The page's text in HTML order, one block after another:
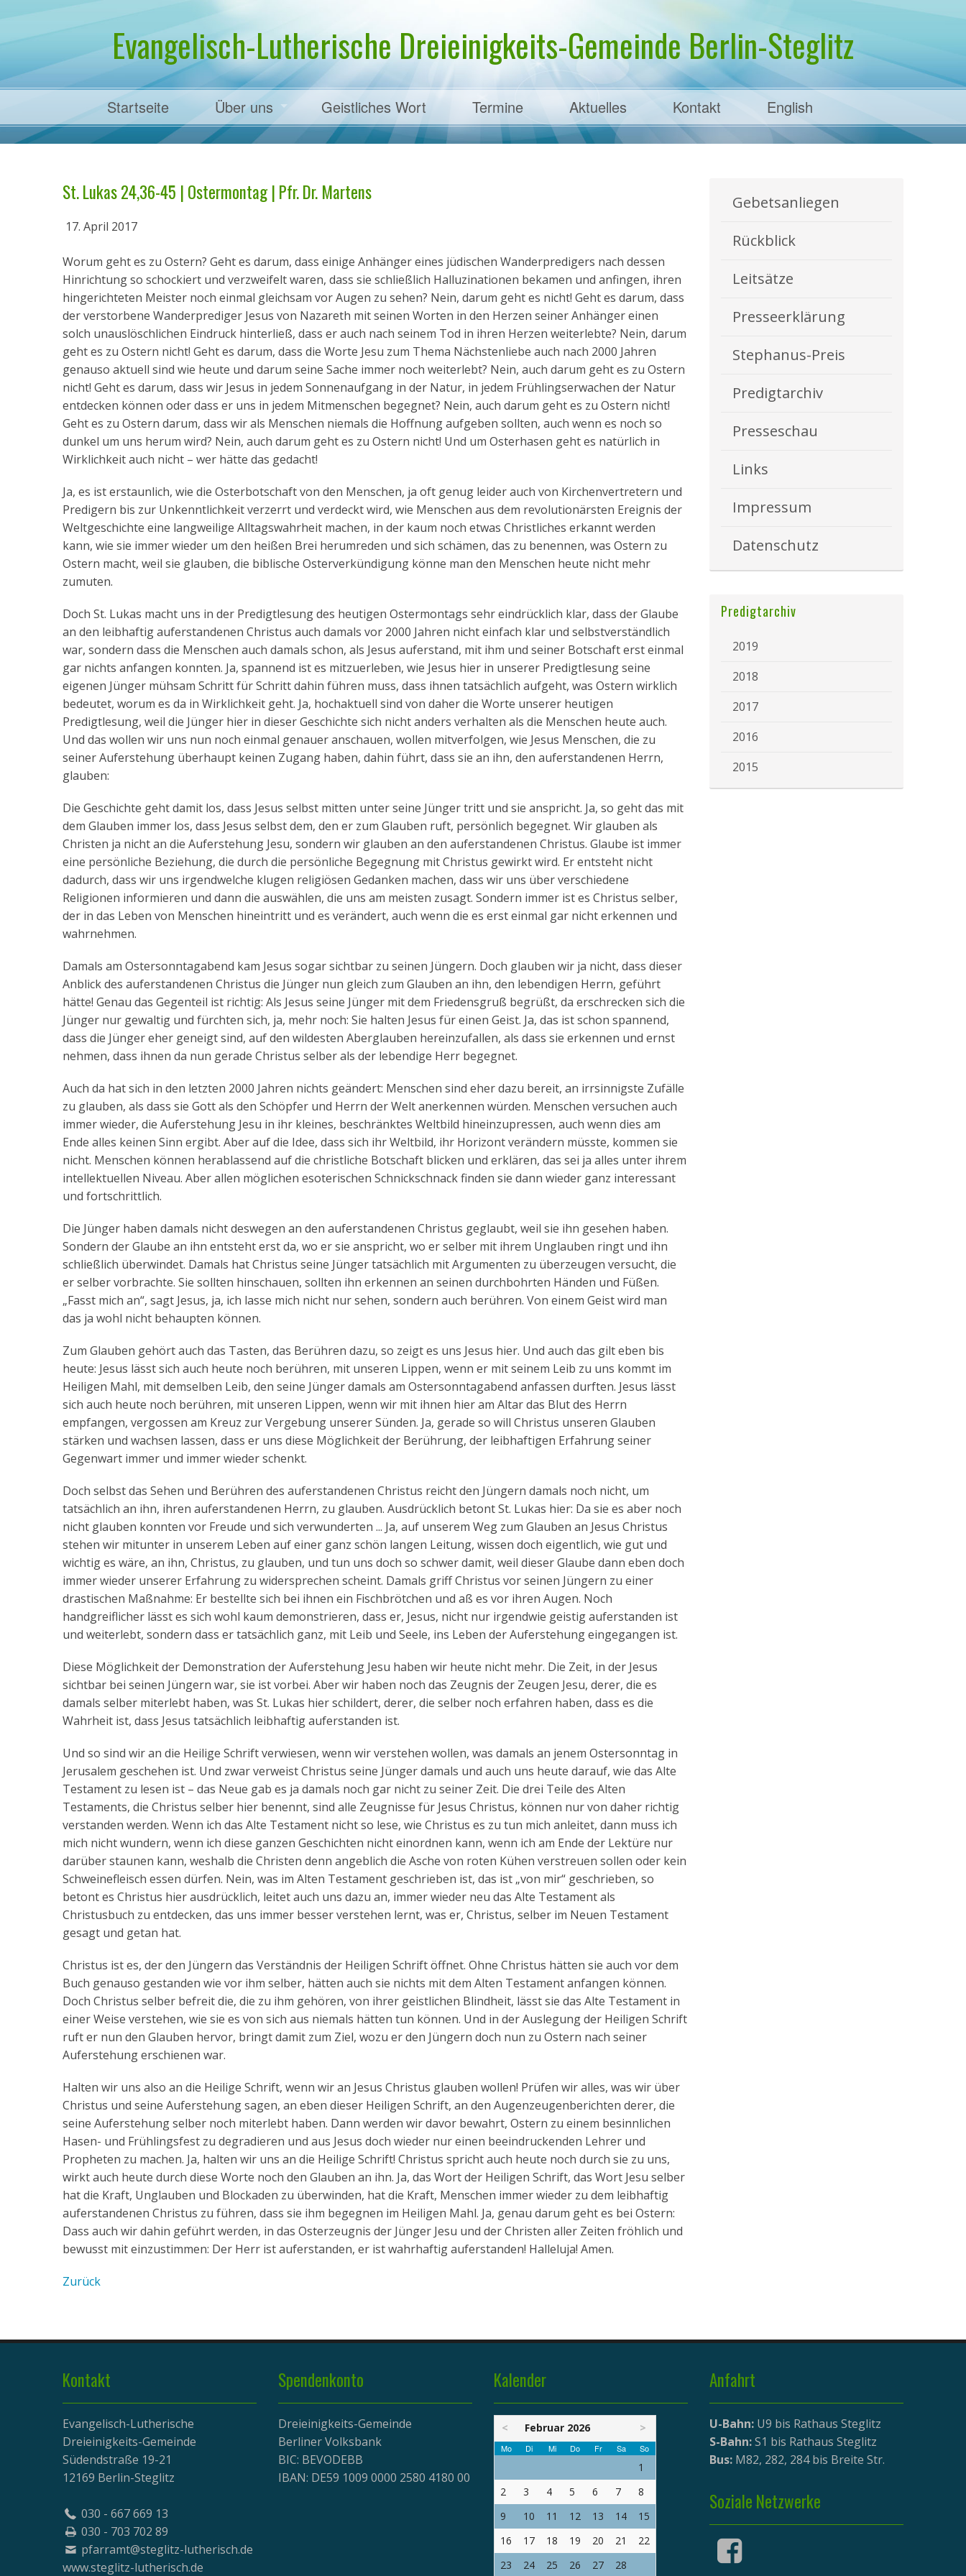
Evangelisch-Lutherische Dreieinigkeits-Gemeinde Berlin-Steglitz
Startseite
Über uns
Pfarrer Dr. Martens
Geistliches Wort Termine Aktuelles Kontakt English
St. Lukas 24,36-45 | Ostermontag | Pfr. Dr. Martens
17. April 2017
Worum geht es zu Ostern? Geht es darum, dass einige Anhänger eines jüdischen Wanderpredigers nach dessen
Hinrichtung so schockiert und verzweifelt waren, dass sie schließlich Halluzinationen bekamen und anfingen, ihren
hingerichteten Meister noch einmal gleichsam vor Augen zu sehen? Nein, darum geht es nicht! Geht es darum, dass
der verstorbene Wanderprediger Jesus von Nazareth mit seinen Worten in den Herzen seiner Anhänger einen
solch unauslöschlichen Eindruck hinterließ, dass er auch nach seinem Tod in ihren Herzen weiterlebte? Nein, darum
geht es zu Ostern nicht! Geht es darum, dass die Worte Jesu zum Thema Nächstenliebe auch nach 2000 Jahren
genauso aktuell sind wie heute und darum seine Sache immer noch weiterlebt? Nein, auch darum geht es zu Ostern
nicht! Geht es darum, dass wir Jesus in jedem Sonnenaufgang in der Natur, in jedem Frühlingserwachen der Natur
entdecken können oder dass er uns in jedem Mitmenschen begegnet? Nein, auch darum geht es zu Ostern nicht!
Geht es zu Ostern darum, dass wir als Menschen niemals die Hoffnung aufgeben sollten, auch wenn es noch so
dunkel um uns herum wird? Nein, auch darum geht es zu Ostern nicht! Und um Osterhasen geht es natürlich in
Wirklichkeit auch nicht – wer hätte das gedacht!
Ja, es ist erstaunlich, wie die Osterbotschaft von den Menschen, ja oft genug leider auch von Kirchenvertretern und
Predigern bis zur Unkenntlichkeit verzerrt und verdeckt wird, wie Menschen aus dem revolutionärsten Ereignis der
Weltgeschichte eine langweilige Alltagswahrheit machen, in der kaum noch etwas Christliches erkannt werden
kann, wie sie immer wieder um den heißen Brei herumreden und sich schämen, das zu benennen, was Ostern zu
Ostern macht, weil sie glauben, die biblische Osterverkündigung könne man den Menschen heute nicht mehr
zumuten.
Doch St. Lukas macht uns in der Predigtlesung des heutigen Ostermontags sehr eindrücklich klar, dass der Glaube
an den leibhaftig auferstandenen Christus auch damals vor 2000 Jahren nicht einfach klar und selbstverständlich
war, sondern dass die Menschen auch damals schon, als Jesus auferstand, mit ihm und seiner Botschaft erst einmal
gar nichts anfangen konnten. Ja, spannend ist es mitzuerleben, wie Jesus hier in unserer Predigtlesung seine
eigenen Jünger mühsam Schritt für Schritt dahin führen muss, dass ihnen tatsächlich aufgeht, was Ostern wirklich
bedeutet, worum es da in Wirklichkeit geht. Ja, hochaktuell sind von daher die Worte unserer heutigen
Predigtlesung, weil die Jünger hier in dieser Geschichte sich nicht anders verhalten als die Menschen heute auch.
Und das wollen wir uns nun noch einmal genauer anschauen, wollen mitverfolgen, wie Jesus Menschen, die zu
seiner Auferstehung überhaupt keinen Zugang haben, dahin führt, dass sie an ihn, den auferstandenen Herrn,
glauben:
Die Geschichte geht damit los, dass Jesus selbst mitten unter seine Jünger tritt und sie anspricht. Ja, so geht das mit
dem Glauben immer los, dass Jesus selbst dem, den er zum Glauben ruft, persönlich begegnet. Wir glauben als
Christen ja nicht an die Auferstehung Jesu, sondern wir glauben an den auferstandenen Christus. Glaube ist immer
eine persönliche Beziehung, die durch die persönliche Begegnung mit Christus gewirkt wird. Er entsteht nicht
dadurch, dass wir uns irgendwelche klugen religiösen Gedanken machen, dass wir uns über verschiedene
Religionen informieren und dann die auswählen, die uns am meisten zusagt. Sondern immer ist es Christus selber,
der in das Leben von Menschen hineintritt und es verändert, auch wenn die es erst einmal gar nicht erkennen und
wahrnehmen.
Damals am Ostersonntagabend kam Jesus sogar sichtbar zu seinen Jüngern. Doch glauben wir ja nicht, dass dieser
Anblick des auferstandenen Christus die Jünger nun gleich zum Glauben an ihn, den lebendigen Herrn, geführt
hätte! Genau das Gegenteil ist richtig: Als Jesus seine Jünger mit dem Friedensgruß begrüßt, da erschrecken sich die
Jünger nur gewaltig und fürchten sich, ja, mehr noch: Sie halten Jesus für einen Geist. Ja, das ist schon spannend,
dass die Jünger eher geneigt sind, auf den wildesten Aberglauben hereinzufallen, als dass sie erkennen und ernst
nehmen, dass ihnen da nun gerade Christus selber als der lebendige Herr begegnet.
Auch da hat sich in den letzten 2000 Jahren nichts geändert: Menschen sind eher dazu bereit, an irrsinnigste Zufälle
zu glauben, als dass sie Gott als den Schöpfer und Herrn der Welt anerkennen würden. Menschen versuchen auch
immer wieder, die Auferstehung Jesu in ihr kleines, beschränktes Weltbild hineinzupressen, auch wenn dies am
Ende alles keinen Sinn ergibt. Aber auf die Idee, dass sich ihr Weltbild, ihr Horizont verändern müsste, kommen sie
nicht. Menschen können herablassend auf die christliche Botschaft blicken und erklären, das sei ja alles unter ihrem
intellektuellen Niveau. Aber allen möglichen esoterischen Schnickschnack finden sie dann wieder ganz interessant
und fortschrittlich.
Die Jünger haben damals nicht deswegen an den auferstandenen Christus geglaubt, weil sie ihn gesehen haben.
Sondern der Glaube an ihn entsteht erst da, wo er sie anspricht, wo er selber mit ihrem Unglauben ringt und ihn
schließlich überwindet. Damals hat Christus seine Jünger tatsächlich mit Argumenten zu überzeugen versucht, die
er selber vorbrachte. Sie sollten hinschauen, sollten ihn erkennen an seinen durchbohrten Händen und Füßen.
„Fasst mich an“, sagt Jesus, ja, ich lasse mich nicht nur sehen, sondern auch berühren. Von einem Geist wird man
das ja wohl nicht behaupten können.
Zum Glauben gehört auch das Tasten, das Berühren dazu, so zeigt es uns Jesus hier. Und auch das gilt eben bis
heute: Jesus lässt sich auch heute noch berühren, mit unseren Lippen, wenn er mit seinem Leib zu uns kommt im
Heiligen Mahl, mit demselben Leib, den seine Jünger damals am Ostersonntagabend anfassen durften. Jesus lässt
sich auch heute noch berühren, mit unseren Lippen, wenn wir mit ihnen hier am Altar das Blut des Herrn
empfangen, vergossen am Kreuz zur Vergebung unserer Sünden. Ja, gerade so will Christus unseren Glauben
stärken und wachsen lassen, dass er uns diese Möglichkeit der Berührung, der leibhaftigen Erfahrung seiner
Gegenwart immer und immer wieder schenkt.
Doch selbst das Sehen und Berühren des auferstandenen Christus reicht den Jüngern damals noch nicht, um
tatsächlich an ihn, ihren auferstandenen Herrn, zu glauben. Ausdrücklich betont St. Lukas hier: Da sie es aber noch
nicht glauben konnten vor Freude und sich verwunderten ... Ja, auf unserem Weg zum Glauben an Jesus Christus
stehen wir mitunter in unserem Leben auf einer ganz schön langen Leitung, wissen doch eigentlich, wie gut und
wichtig es wäre, an ihn, Christus, zu glauben, und tun uns doch so schwer damit, weil dieser Glaube dann eben doch
immer wieder unserer Erfahrung zu widersprechen scheint. Damals griff Christus vor seinen Jüngern zu einer
drastischen Maßnahme: Er bestellte sich bei ihnen ein Fischbrötchen und aß es vor ihren Augen. Noch
handgreiflicher lässt es sich wohl kaum demonstrieren, dass er, Jesus, nicht nur irgendwie geistig auferstanden ist
und weiterlebt, sondern dass er tatsächlich ganz, mit Leib und Seele, ins Leben der Auferstehung eingegangen ist.
Diese Möglichkeit der Demonstration der Auferstehung Jesu haben wir heute nicht mehr. Die Zeit, in der Jesus
sichtbar bei seinen Jüngern war, sie ist vorbei. Aber wir haben noch das Zeugnis der Zeugen Jesu, derer, die es
damals selber miterlebt haben, was St. Lukas hier schildert, derer, die selber noch erfahren haben, dass es die
Wahrheit ist, dass Jesus tatsächlich leibhaftig auferstanden ist.
Und so sind wir an die Heilige Schrift verwiesen, wenn wir verstehen wollen, was damals an jenem Ostersonntag in
Jerusalem geschehen ist. Und zwar verweist Christus seine Jünger damals und auch uns heute darauf, wie das Alte
Testament zu lesen ist – das Neue gab es ja damals noch gar nicht zu seiner Zeit. Die drei Teile des Alten
Testaments, die Christus selber hier benennt, sind alle Zeugnisse für Jesus Christus, können nur von daher richtig
verstanden werden. Wenn ich das Alte Testament nicht so lese, wie Christus es zu tun mich anleitet, dann muss ich
mich nicht wundern, wenn ich diese ganzen Geschichten nicht einordnen kann, wenn ich am Ende der Lektüre nur
darüber staunen kann, weshalb die Christen denn angeblich die Asche von roten Kühen verstreuen sollen oder kein
Schweinefleisch essen dürfen. Nein, was im Alten Testament geschrieben ist, das ist „von mir“ geschrieben, so
betont es Christus hier ausdrücklich, leitet auch uns dazu an, immer wieder neu das Alte Testament als
Christusbuch zu entdecken, das uns immer besser verstehen lernt, was er, Christus, selber im Neuen Testament
gesagt und getan hat.
Christus ist es, der den Jüngern das Verständnis der Heiligen Schrift öffnet. Ohne Christus hätten sie auch vor dem
Buch genauso gestanden wie vor ihm selber, hätten auch sie nichts mit dem Alten Testament anfangen können.
Doch Christus selber befreit die, die zu ihm gehören, von ihrer geistlichen Blindheit, lässt sie das Alte Testament in
einer Weise verstehen, wie sie es von sich aus niemals hätten tun können. Und in der Auslegung der Heiligen Schrift
ruft er nun den Glauben hervor, bringt damit zum Ziel, wozu er den Jüngern doch nun zu Ostern nach seiner
Auferstehung erschienen war.
Halten wir uns also an die Heilige Schrift, wenn wir an Jesus Christus glauben wollen! Prüfen wir alles, was wir über
Christus und seine Auferstehung sagen, an eben dieser Heiligen Schrift, an den Augenzeugenberichten derer, die
seine Auferstehung selber noch miterlebt haben. Dann werden wir davor bewahrt, Ostern zu einem besinnlichen
Hasen- und Frühlingsfest zu degradieren und aus Jesus doch wieder nur einen beeindruckenden Lehrer und
Propheten zu machen. Ja, halten wir uns an die Heilige Schrift! Christus spricht auch heute noch durch sie zu uns,
wirkt auch heute durch diese Worte noch den Glauben an ihn. Ja, das Wort der Heiligen Schrift, das Wort Jesu selber
hat die Kraft, Unglauben und Blockaden zu überwinden, hat die Kraft, Menschen immer wieder zu dem leibhaftig
auferstandenen Christus zu führen, dass sie ihm begegnen im Heiligen Mahl. Ja, genau darum geht es bei Ostern:
Dass auch wir dahin geführt werden, in das Osterzeugnis der Jünger Jesu und der Christen aller Zeiten fröhlich und
bewusst mit einzustimmen: Der Herr ist auferstanden, er ist wahrhaftig auferstanden! Halleluja! Amen.
Zurück
Gebetsanliegen
Rückblick
Leitsätze
Presseerklärung
Stephanus-Preis
Predigtarchiv
Presseschau
Links
Impressum
Datenschutz
Predigtarchiv
2019
2018
2017
2016
2015
Kontakt
Evangelisch-Lutherische
Dreieinigkeits-Gemeinde
Südendstraße 19-21
12169 Berlin-Steglitz
030 - 667 669 13
030 - 703 702 89
pfarramt@steglitz-lutherisch.de
www.steglitz-lutherisch.de
Spendenkonto
Dreieinigkeits-Gemeinde
Berliner Volksbank
BIC: BEVODEBB
IBAN: DE59 1009 0000 2580 4180 00
Kalender
< Februar 2026 >
Mo Di Mi Do Fr Sa So
1
2
3 4 5 6 7
8
9
10 11 12 13 14
15
16
17 18 19 20 21
22
23
24 25 26 27 28
Anfahrt
U-Bahn: U9 bis Rathaus Steglitz
S-Bahn:S1 bis Rathaus Steglitz
Bus: M82, 282, 284 bis Breite Str.
Soziale Netzwerke